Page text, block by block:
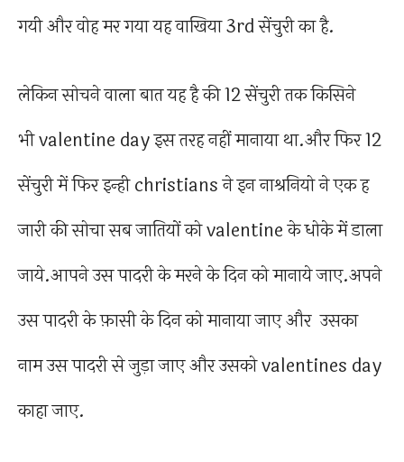
गयी और वोह मर गया यह वाखिया 3rd सेंचुरी का है.
लेकिन सोचने वाला बात यह है की 12 सेंचुरी तक किसिने
भी valentine day इस तरह नहीं मानाया था.और फिर 12
सेंचुरी में फिर इन्ही christians ने इन नाश्रनियो ने एक ह
जारी की सोचा सब जातियों को valentine के धोके में डाला
जाये.आपने उस पादरी के मरने के दिन को मानाये जाए.अपने
उस पादरी के फ़ासी के दिन को मानाया जाए और उसका
नाम उस पादरी से जुड़ा जाए और उसको valentines day
काहा जाए.